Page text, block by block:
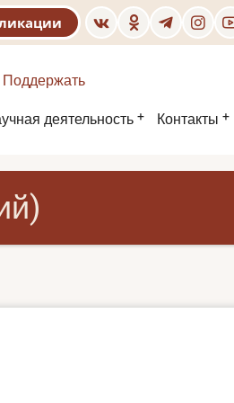
Поддержать
деятельность Контакты